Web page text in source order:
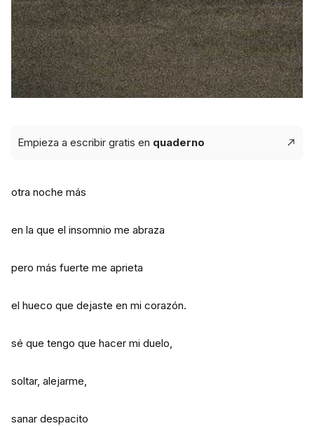
Empieza a escribir gratis en quaderno
otra noche más
en la que el insomnio me abraza
pero más fuerte me aprieta
el hueco que dejaste en mi corazón.
sé que tengo que hacer mi duelo,
soltar, alejarme,
sanar despacito